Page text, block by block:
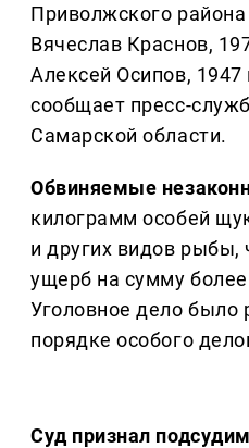
Приволжского
Вячеслав Краснов,
Алексей Осипов, 1947
сообщает пресс-
Самарской области.
Обвиняемые
килограмм особей
и других видов рыбы,
ущерб на сумму
Уголовное дело было
порядке особого
Суд признал